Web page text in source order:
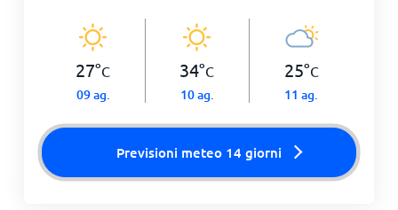
27°C
09 ag.
34°C
10 ag.
25°C
11 ag.
Previsioni meteo 14 giorni